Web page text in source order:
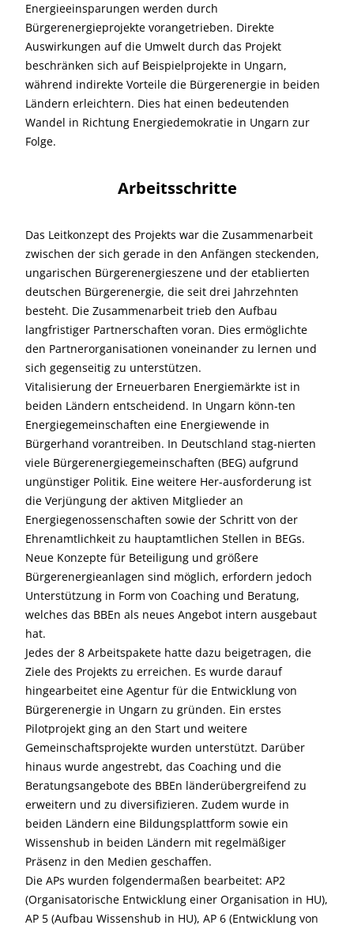
Energieeinsparungen werden durch
Bürgerenergieprojekte vorangetrieben. Direkte
Auswirkungen auf die Umwelt durch das Projekt
beschränken sich auf Beispielprojekte in Ungarn,
während indirekte Vorteile die Bürgerenergie in beiden
Ländern erleichtern. Dies hat einen bedeutenden
Wandel in Richtung Energiedemokratie in Ungarn zur
Folge.
Arbeitsschritte
Das Leitkonzept des Projekts war die Zusammenarbeit
zwischen der sich gerade in den Anfängen steckenden,
ungarischen Bürgerenergieszene und der etablierten
deutschen Bürgerenergie, die seit drei Jahrzehnten
besteht. Die Zusammenarbeit trieb den Aufbau
langfristiger Partnerschaften voran. Dies ermöglichte
den Partnerorganisationen voneinander zu lernen und
sich gegenseitig zu unterstützen.
Vitalisierung der Erneuerbaren Energiemärkte ist in
beiden Ländern entscheidend. In Ungarn könn-ten
Energiegemeinschaften eine Energiewende in
Bürgerhand vorantreiben. In Deutschland stag-nierten
viele Bürgerenergiegemeinschaften (BEG) aufgrund
ungünstiger Politik. Eine weitere Her-ausforderung ist
die Verjüngung der aktiven Mitglieder an
Energiegenossenschaften sowie der Schritt von der
Ehrenamtlichkeit zu hauptamtlichen Stellen in BEGs.
Neue Konzepte für Beteiligung und größere
Bürgerenergieanlagen sind möglich, erfordern jedoch
Unterstützung in Form von Coaching und Beratung,
welches das BBEn als neues Angebot intern ausgebaut
hat.
Jedes der 8 Arbeitspakete hatte dazu beigetragen, die
Ziele des Projekts zu erreichen. Es wurde darauf
hingearbeitet eine Agentur für die Entwicklung von
Bürgerenergie in Ungarn zu gründen. Ein erstes
Pilotprojekt ging an den Start und weitere
Gemeinschaftsprojekte wurden unterstützt. Darüber
hinaus wurde angestrebt, das Coaching und die
Beratungsangebote des BBEn länderübergreifend zu
erweitern und zu diversifizieren. Zudem wurde in
beiden Ländern eine Bildungsplattform sowie ein
Wissenshub in beiden Ländern mit regelmäßiger
Präsenz in den Medien geschaffen.
Die APs wurden folgendermaßen bearbeitet: AP2
(Organisatorische Entwicklung einer Organisation in HU),
AP 5 (Aufbau Wissenshub in HU), AP 6 (Entwicklung von